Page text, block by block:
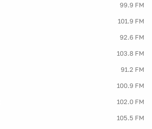
99.9 FM
101.9 FM
92.6 FM
103.8 FM
91.2 FM
100.9 FM
102.0 FM
105.5 FM